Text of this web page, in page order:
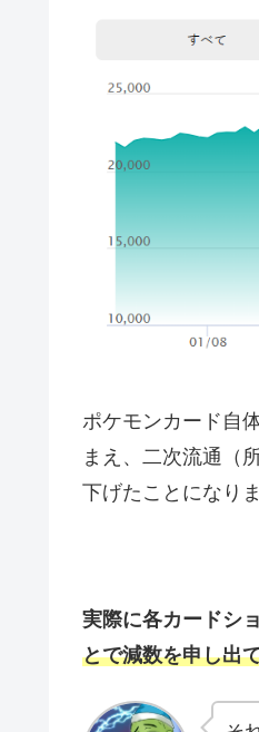
ポケモンカード自
まえ、二次流通（
下げたことになりま
実際に各カードシ
とで減数を申し出